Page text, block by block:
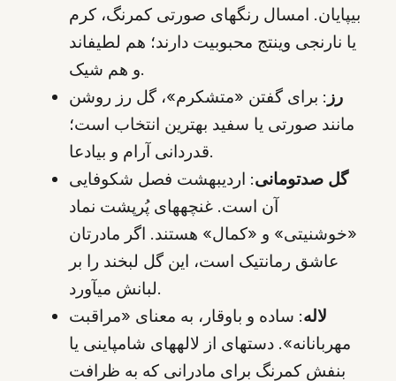
بیپایان. امسال رنگهای صورتی کمرنگ، کرم
یا نارنجی وینتج محبوبیت دارند؛ هم لطیفاند
و هم شیک.
رز : برای گفتن «متشکرم»، گل رز روشن
مانند صورتی یا سفید بهترین انتخاب است؛
قدردانی آرام و بیادعا.
گل صدتومانی: اردیبهشت فصل شکوفایی
آن است. غنچههای پُرپشت نماد
«خوشنیتی» و «کمال» هستند. اگر مادرتان
عاشق رمانتیک است، این گل لبخند را بر
لبانش میآورد.
لاله: ساده و باوقار، به معنای «مراقبت
مهربانانه». دستهای از لالههای شامپاینی یا
بنفش کمرنگ برای مادرانی که به ظرافت